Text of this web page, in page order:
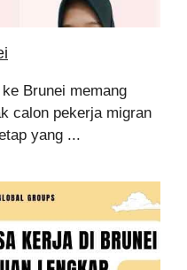
Brunei memang
calon pekerja migran
yang ...